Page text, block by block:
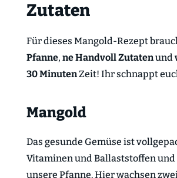
Zutaten
Für dieses Mangold-Rezept
Pfanne, ne Handvoll Zutatenund
30 MinutenZeit! Ihr schnappt
Mangold
Das gesunde Gemüse ist
Vitaminen und Ballaststoffen und
unsere Pfanne. Hier wachsen